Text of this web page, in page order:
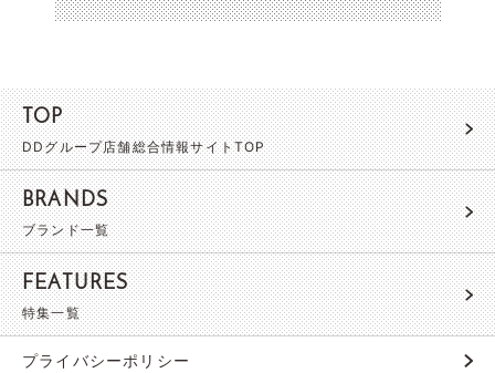
TOP
DDグループ店舗総合情報サイトTOP
BRANDS
ブランド一覧
FEATURES
特集一覧
プライバシーポリシー